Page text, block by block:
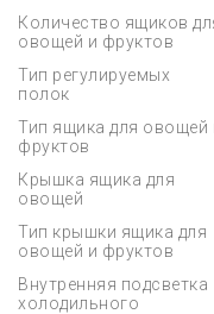
Количество ящиков
овощей и фруктов
Тип регулируемых
полок
Тип ящика для овощей
фруктов
Крышка ящика для
овощей
Тип крышки ящика для
овощей и фруктов
Внутренняя подсветка
холодильного